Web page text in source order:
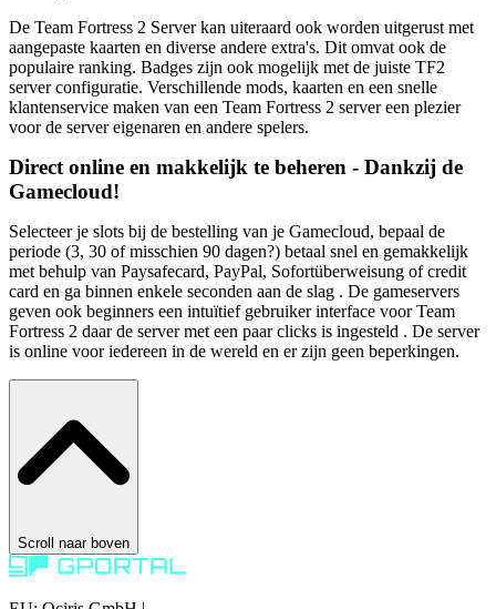
De Team Fortress 2 Server kan uiteraard ook worden uitgerust met
aangepaste kaarten en diverse andere extra's. Dit omvat ook de
populaire ranking. Badges zijn ook mogelijk met de juiste TF2
server configuratie. Verschillende mods, kaarten en een snelle
klantenservice maken van een Team Fortress 2 server een plezier
voor de server eigenaren en andere spelers.
Direct online en makkelijk te beheren - Dankzij de
Gamecloud!
Selecteer je slots bij de bestelling van je Gamecloud, bepaal de
periode (3, 30 of misschien 90 dagen?) betaal snel en gemakkelijk
met behulp van Paysafecard, PayPal, Sofortüberweisung of credit
card en ga binnen enkele seconden aan de slag . De gameservers
geven ook beginners een intuïtief gebruiker interface voor Team
Fortress 2 daar de server met een paar clicks is ingesteld . De server
is online voor iedereen in de wereld en er zijn geen beperkingen.
Scroll naar boven